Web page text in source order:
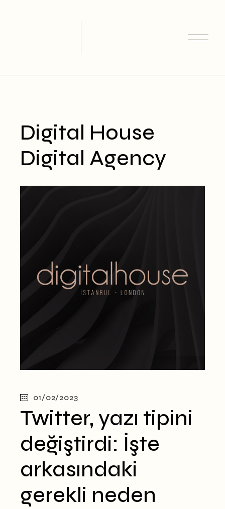
Digital House
Digital Agency
01/02/2023
Twitter, yazı tipini
değiştirdi: İşte
arkasındaki
gerekli neden